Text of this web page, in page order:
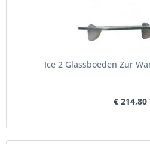
Ice 2 Glassboeden Zur
€ 214,80